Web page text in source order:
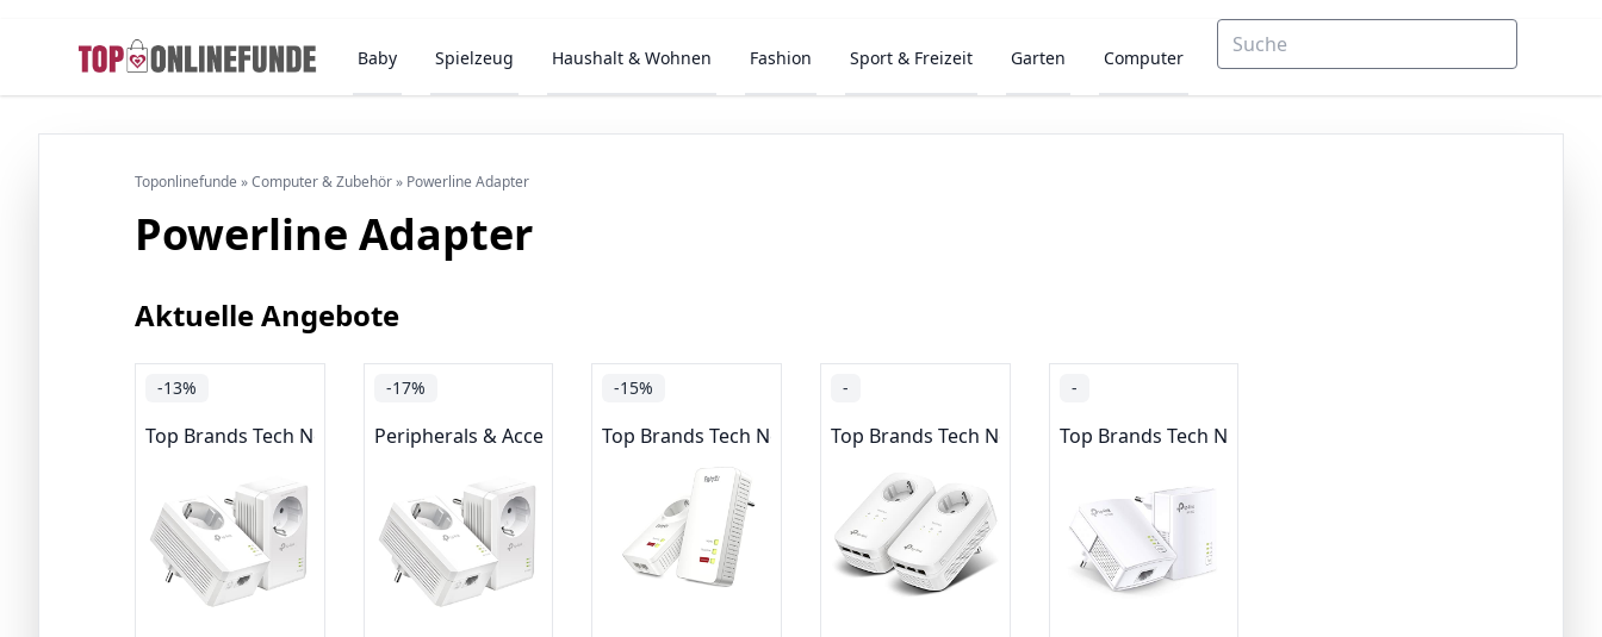
Baby Spielzeug Haushalt & Wohnen Fashion Sport & Freizeit Garten Computer
Toponlinefunde »Computer & Zubehör» Powerline Adapter
Powerline Adapter
Aktuelle Angebote
-13%
Top Brands Tech Networking
-17%
Peripherals & Accessories
-15%
Top Brands Tech Networking
-
Top Brands Tech Networking
-
Top Brands Tech Networking